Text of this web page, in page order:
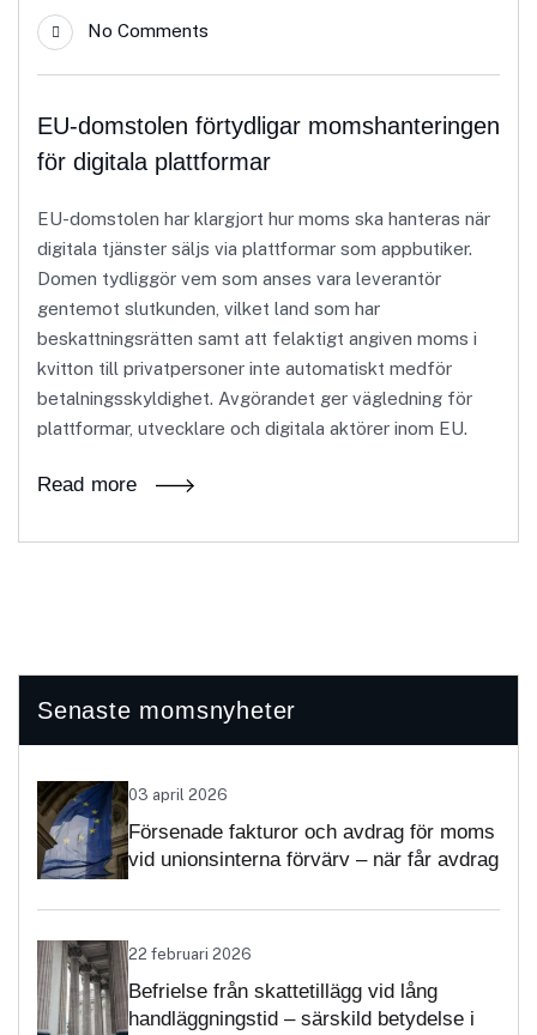
No Comments
EU-domstolen förtydligar momshanteringen
för digitala plattformar
EU-domstolen har klargjort hur moms ska hanteras när
digitala tjänster säljs via plattformar som appbutiker.
Domen tydliggör vem som anses vara leverantör
gentemot slutkunden, vilket land som har
beskattningsrätten samt att felaktigt angiven moms i
kvitton till privatpersoner inte automatiskt medför
betalningsskyldighet. Avgörandet ger vägledning för
plattformar, utvecklare och digitala aktörer inom EU.
Read more
Senaste momsnyheter
03 april 2026
Försenade fakturor och avdrag för moms
vid unionsinterna förvärv – när får avdrag
22 februari 2026
Befrielse från skattetillägg vid lång
handläggningstid – särskild betydelse i